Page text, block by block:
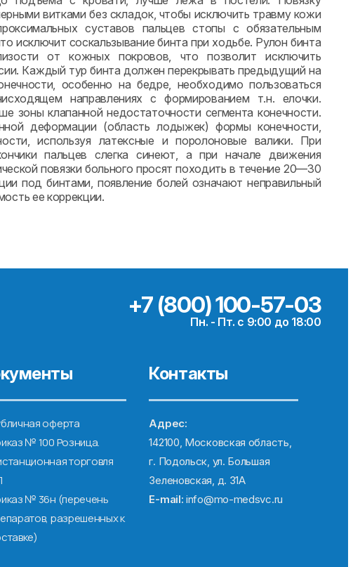
витками без складок, чтобы исключить травму кожи
суставов пальцев стопы с обязательным
исключит соскальзывание бинта при ходьбе. Рулон бинта
от кожных покровов, что позволит исключить
Каждый тур бинта должен перекрывать предыдущий на
особенно на бедре, необходимо пользоваться
направлениях с формированием т.н. елочки.
зоны клапанной недостаточности сегмента конечности.
деформации (область лодыжек) формы конечности,
используя латексные и поролоновые валики. При
пальцев слегка синеют, а при начале движения
повязки больного просят походить в течение 20—30
под бинтами, появление болей означают неправильный
ее коррекции.
+7 (800) 100-57-03
Пн. - Пт. с 9:00 до 18:00
оферта
№ 100 Розница.
торговля
№ 36н (перечень
разрешенных к
Контакты
Адрес:
142100, Московская область,
г. Подольск, ул. Большая
Зеленовская, д. 31А
E-mail: info@mo-medsvc.ru